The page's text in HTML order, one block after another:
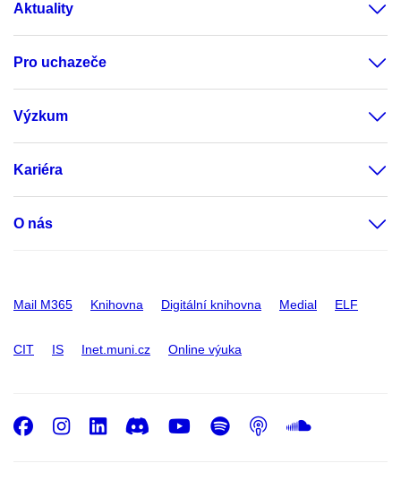
Aktuality
Pro uchazeče
Výzkum
Kariéra
O nás
Mail M365 Knihovna Digitální knihovna Medial ELF
CIT IS Inet.muni.cz Online výuka
Facebook
Instagram
LinkedIn
DiscordYoutube
Spotify
Podcast